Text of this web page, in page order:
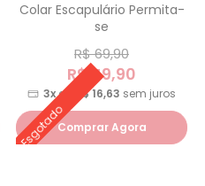
Colar Escapulário Permita-
se
R$ 69,90
R$ 49,90
3xde R$ 16,63 sem juros
Comprar Agora
Esgotado